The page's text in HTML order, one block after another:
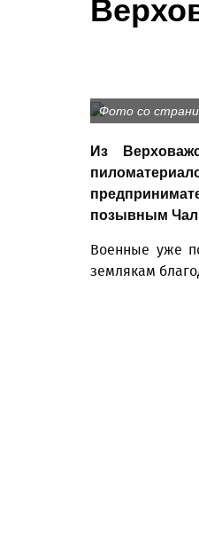
Фото со
Из
позывным
Военные уже
землякам